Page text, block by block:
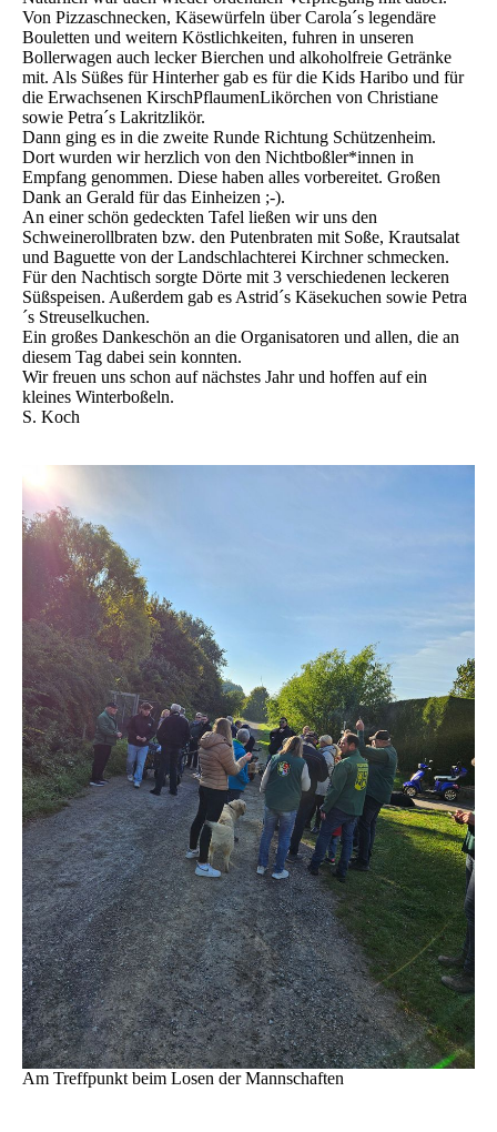
Von Pizzaschnecken, Käsewürfeln über Carola´s legendäre
Bouletten und weitern Köstlichkeiten, fuhren in unseren
Bollerwagen auch lecker Bierchen und alkoholfreie Getränke
mit. Als Süßes für Hinterher gab es für die Kids Haribo und für
die Erwachsenen KirschPflaumenLikörchen von Christiane
sowie Petra´s Lakritzlikör.
Dann ging es in die zweite Runde Richtung Schützenheim.
Dort wurden wir herzlich von den Nichtboßler*innen in
Empfang genommen. Diese haben alles vorbereitet. Großen
Dank an Gerald für das Einheizen ;-).
An einer schön gedeckten Tafel ließen wir uns den
Schweinerollbraten bzw. den Putenbraten mit Soße, Krautsalat
und Baguette von der Landschlachterei Kirchner schmecken.
Für den Nachtisch sorgte Dörte mit 3 verschiedenen leckeren
Süßspeisen. Außerdem gab es Astrid´s Käsekuchen sowie Petra
´s Streuselkuchen.
Ein großes Dankeschön an die Organisatoren und allen, die an
diesem Tag dabei sein konnten.
Wir freuen uns schon auf nächstes Jahr und hoffen auf ein
kleines Winterboßeln.
S. Koch
Am Treffpunkt beim Losen der Mannschaften